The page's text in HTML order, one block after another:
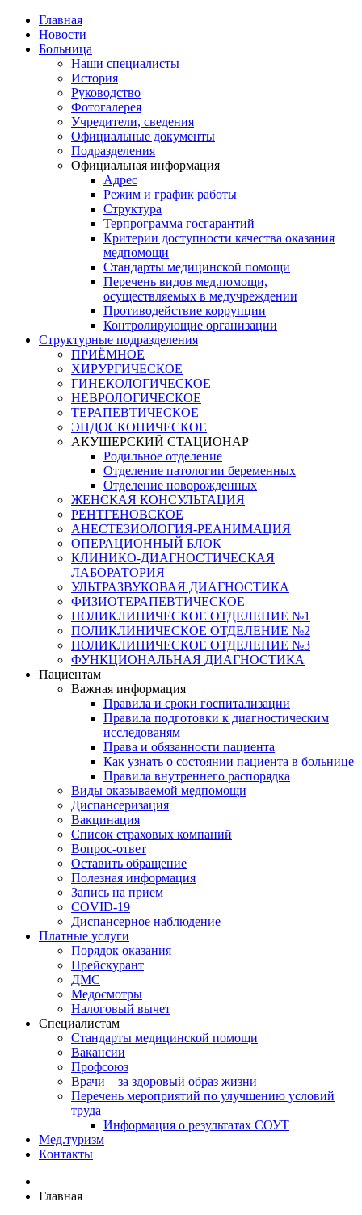
Главная
Новости
Больница
Наши специалисты
История
Руководство
Фотогалерея
Учредители, сведения
Официальные документы
Подразделения
Официальная информация
Адрес
Режим и график работы
Структура
Терпрограмма госгарантий
Критерии доступности качества оказания
медпомощи
​Стандарты медицинской помощи
Перечень видов мед.помощи,
осуществляемых в медучреждении
Противодействие коррупции
Контролирующие организации
Структурные подразделения
ПРИЁМНОЕ
ХИРУРГИЧЕСКОЕ
ГИНЕКОЛОГИЧЕСКОЕ
НЕВРОЛОГИЧЕСКОЕ
ТЕРАПЕВТИЧЕСКОЕ
ЭНДОСКОПИЧЕСКОЕ
АКУШЕРСКИЙ СТАЦИОНАР
Родильное отделение
Отделение патологии беременных
Отделение новорожденных
ЖЕНСКАЯ КОНСУЛЬТАЦИЯ
РЕНТГЕНОВСКОЕ
АНЕСТЕЗИОЛОГИЯ-РЕАНИМАЦИЯ
ОПЕРАЦИОННЫЙ БЛОК
КЛИНИКО-ДИАГНОСТИЧЕСКАЯ
ЛАБОРАТОРИЯ
УЛЬТРАЗВУКОВАЯ ДИАГНОСТИКА
ФИЗИОТЕРАПЕВТИЧЕСКОЕ
ПОЛИКЛИНИЧЕСКОЕ ОТДЕЛЕНИЕ №1
ПОЛИКЛИНИЧЕСКОЕ ОТДЕЛЕНИЕ №2
ПОЛИКЛИНИЧЕСКОЕ ОТДЕЛЕНИЕ №3
ФУНКЦИОНАЛЬНАЯ ДИАГНОСТИКА
Пациентам
Важная информация
Правила и сроки госпитализации
Правила подготовки к диагностическим
исследованям
Права и обязанности пациента
Как узнать о состоянии пациента в больнице
Правила внутреннего распорядка
Виды оказываемой медпомощи
Диспансеризация
Вакцинация
Список страховых компаний
Вопрос-ответ
Оставить обращение
Полезная информация
Запись на прием
COVID-19
Диспансерное наблюдение
Платные услуги
Порядок оказания
Прейскурант
ДМС
Медосмотры
Налоговый вычет
Специалистам
Стандарты медицинской помощи
Вакансии
Профсоюз
Врачи – за здоровый образ жизни
Перечень мероприятий по улучшению условий
труда
Информация о результатах СОУТ
Мед.туризм
Контакты
Главная